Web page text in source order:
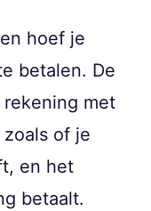
hoef je
betalen. De
met
of je
en het
betaalt.